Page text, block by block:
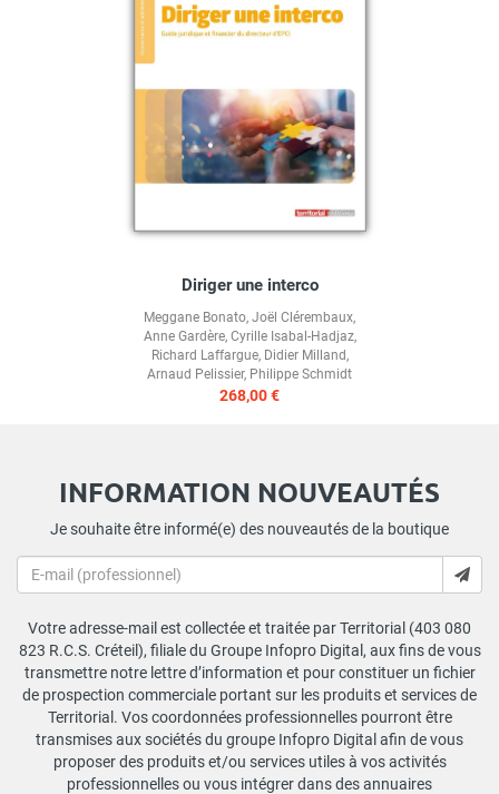
Diriger une interco
Meggane Bonato, Joël Clérembaux,
Anne Gardère, Cyrille Isabal-Hadjaz,
Richard Laffargue, Didier Milland,
Arnaud Pelissier, Philippe Schmidt
268,00 €
INFORMATION NOUVEAUTÉS
Je souhaite être informé(e) des nouveautés de la boutique
Votre adresse-mail est collectée et traitée par Territorial (403 080
823 R.C.S. Créteil), filiale du Groupe Infopro Digital, aux fins de vous
transmettre notre lettre d’information et pour constituer un fichier
de prospection commerciale portant sur les produits et services de
Territorial. Vos coordonnées professionnelles pourront être
transmises aux sociétés du groupe Infopro Digital afin de vous
proposer des produits et/ou services utiles à vos activités
professionnelles ou vous intégrer dans des annuaires